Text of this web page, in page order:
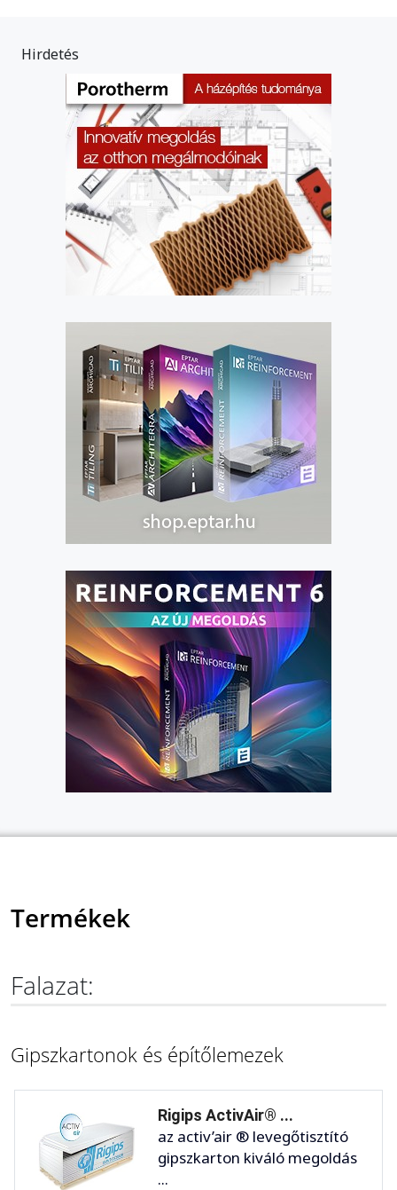
Hirdetés
Termékek
Falazat:
Gipszkartonok és építőlemezek
Rigips ActivAir® ...
az activ’air ® levegőtisztító
gipszkarton kiváló megoldás
...